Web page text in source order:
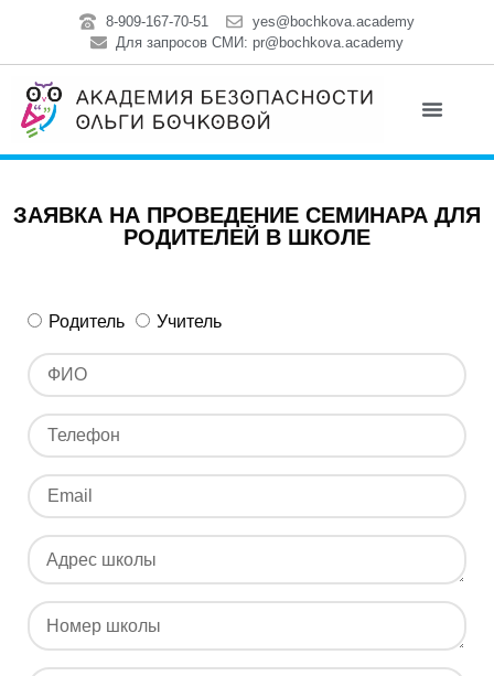
8-909-167-70-51
yes@bochkova.academy
Для запросов СМИ: pr@bochkova.academy
ЗАЯВКА НА ПРОВЕДЕНИЕ СЕМИНАРА ДЛЯ
РОДИТЕЛЕЙ В ШКОЛЕ
Родитель Учитель